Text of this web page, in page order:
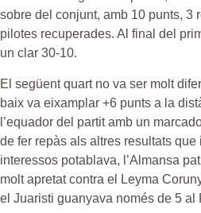
sobre del conjunt, amb 10 punts, 3
pilotes recuperades. Al final del
un clar 30-10.
El següent quart no va ser molt
baix va eixamplar +6 punts a la
l’equador del partit amb un
de fer repàs als altres resultats
interessos potablava, l’Almansa
moltapretatcontra el Leyma
el Juaristi guanyava només de 5 al